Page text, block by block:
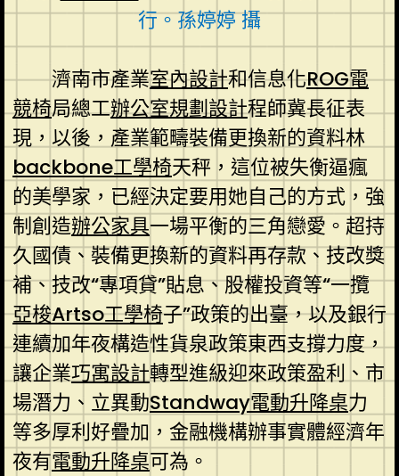
行。孫婷婷 攝
濟南市產業室內設計和信息化ROG電
競椅局總工辦公室規劃設計程師冀長征表
現，以後，產業範疇裝備更換新的資料林
backbone工學椅天秤，這位被失衡逼瘋
的美學家，已經決定要用她自己的方式，強
制創造辦公家具一場平衡的三角戀愛。超持
久國債、裝備更換新的資料再存款、技改獎
補、技改“專項貸”貼息、股權投資等“一攬
亞梭Artso工學椅子”政策的出臺，以及銀行
連續加年夜構造性貨泉政策東西支撐力度，
讓企業巧寓設計轉型進級迎來政策盈利、市
場潛力、立異動Standway電動升降桌力
等多厚利好疊加，金融機構辦事實體經濟年
夜有電動升降桌可為。